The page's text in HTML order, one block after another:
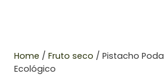
Home / Fruto seco / Pistacho
Ecológico